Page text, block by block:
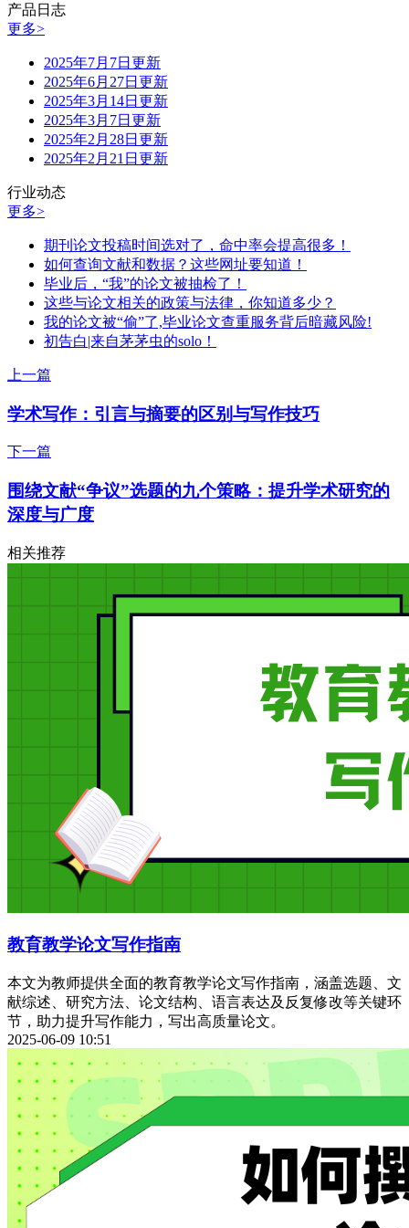
产品日志
更多>
2025年7月7日更新
2025年6月27日更新
2025年3月14日更新
2025年3月7日更新
2025年2月28日更新
2025年2月21日更新
行业动态
更多>
期刊论文投稿时间选对了，命中率会提高很多！
如何查询文献和数据？这些网址要知道！
毕业后，“我”的论文被抽检了！
这些与论文相关的政策与法律，你知道多少？
我的论文被“偷”了,毕业论文查重服务背后暗藏风险!
初告白|来自茅茅虫的solo！
上一篇
学术写作：引言与摘要的区别与写作技巧
下一篇
围绕文献“争议”选题的九个策略：提升学术研究的
深度与广度
相关推荐
教育教学论文写作指南
本文为教师提供全面的教育教学论文写作指南，涵盖选题、文
献综述、研究方法、论文结构、语言表达及反复修改等关键环
节，助力提升写作能力，写出高质量论文。
2025-06-09 10:51